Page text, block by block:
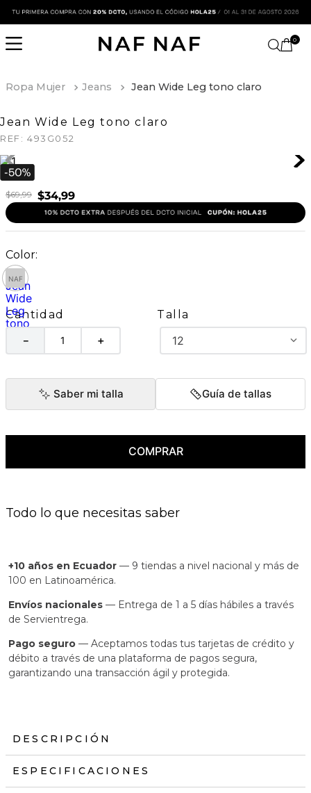
0
Ropa Mujer Jeans Jean Wide Leg tono claro
Jean Wide Leg tono claro
REF: 493G052
$69,99 $34,99
Cantidad
＋
－
Talla
12
Saber mi talla Guía de tallas
COMPRAR
Todo lo que necesitas saber
+10 años en Ecuador — 9 tiendas a nivel nacional y más de
100 en Latinoamérica.
Envíos nacionales — Entrega de 1 a 5 días hábiles a través
de Servientrega.
Pago seguro — Aceptamos todas tus tarjetas de crédito y
débito a través de una plataforma de pagos segura,
garantizando una transacción ágil y protegida.
DESCRIPCIÓN
ESPECIFICACIONES